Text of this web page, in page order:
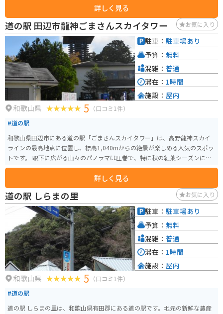
詳しく見る
道の駅 田辺市龍神ごまさんスカイタワー お気に入り
和歌山県 5 （口コミ1件）
#道の駅
和歌山県田辺市にある道の駅「ごまさんスカイタワー」は、高野龍神スカイ
ラインの最高地点に位置し、標高1,040mからの絶景が楽しめる人気のスポッ
トです。 眼下に広がる山々のパノラマは圧巻で、特に秋の紅葉シーズンには
多くの人が訪れます。 道の駅にはレストランや特産品販売所があり、地元の
食材を使った料理や、ごま豆腐などの特産品を購入することができます。 バ
イクで訪れる場合、高野龍神スカイラインはワインディングロードとしても
知られており、ツーリングにも最適です。 ただし、標高が高いため、天候が
変わりやすい点には注意が必要です。 防寒対策や雨具の準備を忘れずにお出
かけください。
詳しく見る
駐車： 駐車場あり
予算： 無料
混雑： 普通
滞在： 1時間
施設： 屋内
道の駅 しらまの里 お気に入り
和歌山県 5 （口コミ1件）
#道の駅
道の駅 しらまの里は、和歌山県有田郡にある道の駅です。地元の新鮮な農産
駐車： 駐車場あり
予算： 無料
混雑： 普通
滞在： 1時間
施設： 屋内